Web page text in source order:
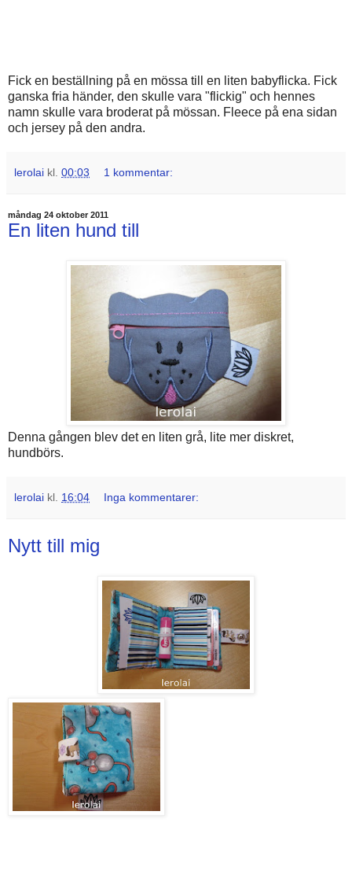
Fick en beställning på en mössa till en liten babyflicka. Fick
ganska fria händer, den skulle vara "flickig" och hennes
namn skulle vara broderat på mössan. Fleece på ena sidan
och jersey på den andra.
lerolai kl. 00:03 1 kommentar:
måndag 24 oktober 2011
En liten hund till
Denna gången blev det en liten grå, lite mer diskret,
hundbörs.
lerolai kl. 16:04 Inga kommentarer:
Nytt till mig